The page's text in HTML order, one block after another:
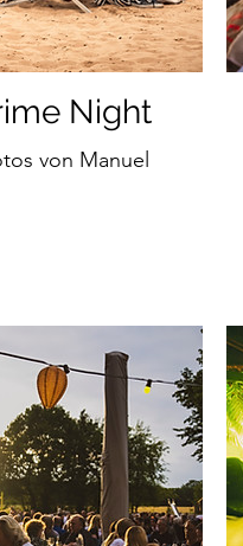
Night
von Manuel